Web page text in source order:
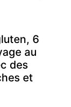
6
au
des
et